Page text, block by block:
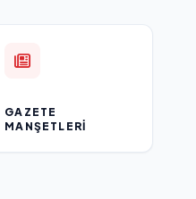
GAZETE
MANŞETLERI